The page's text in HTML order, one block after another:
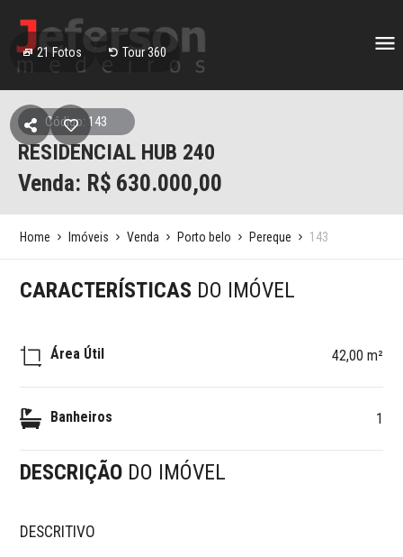
21 Fotos Tour 360
Código: 143
RESIDENCIAL HUB 240
Venda: R$ 630.000,00
Home Imóveis Venda Porto belo Pereque 143
CARACTERÍSTICAS DO IMÓVEL
Área Útil 42,00 m²
Banheiros 1
DESCRIÇÃO DO IMÓVEL
DESCRITIVO